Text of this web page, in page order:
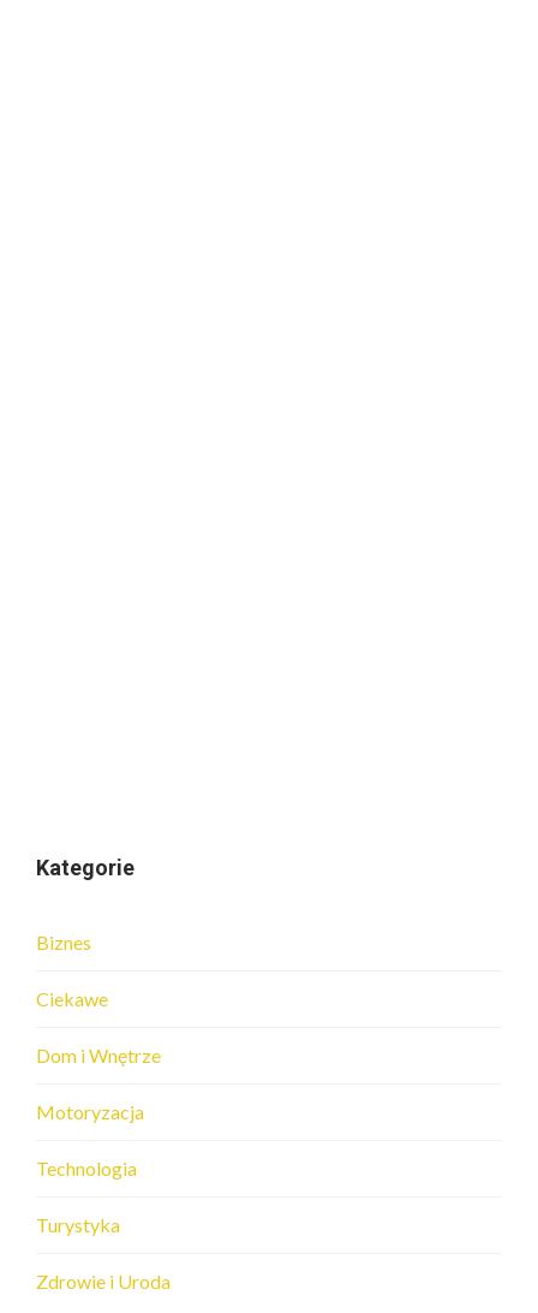
Kategorie
Biznes
Ciekawe
Dom i Wnętrze
Motoryzacja
Technologia
Turystyka
Zdrowie i Uroda